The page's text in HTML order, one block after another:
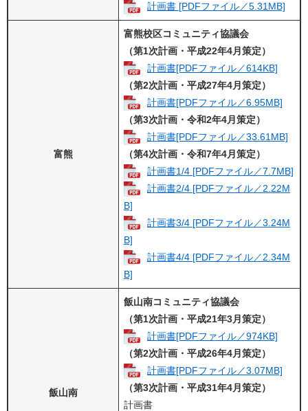
計画書 [PDFファイル／5.31MB]
富熊
富熊校区コミュニティ協議会
（第1次計画・平成22年4月策定）
計画書[PDFファイル／614KB]
（第2次計画・平成27年4月策定）
計画書[PDFファイル／6.95MB]
（第3次計画・令和2年4月策定）
計画書[PDFファイル／33.61MB]
（第4次計画・令和7年4月策定）
計画書1/4 [PDFファイル／7.7MB]
計画書2/4 [PDFファイル／2.22M
B]
計画書3/4 [PDFファイル／3.24M
B]
計画書4/4 [PDFファイル／2.34M
B]
飯山南
飯山南コミュニティ協議会
（第1次計画・ 平成21年3月策定）
計画書[PDFファイル／974KB]
（第2次計画・平成26年4月策定）
計画書[PDFファイル／3.07MB]
（第3次計画・平成31年4月策定）
計画書